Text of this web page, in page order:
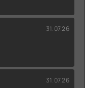
31.07.26
31.07.26